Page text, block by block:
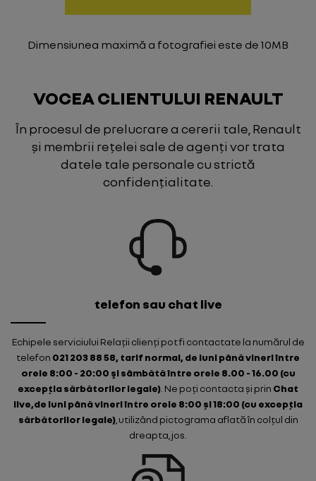
Dimensiunea maximă a fotografiei este de 10MB
VOCEA CLIENTULUI RENAULT
În procesul de prelucrare a cererii tale, Renault
și membrii rețelei sale de agenți vor trata
datele tale personale cu strictă
confidențialitate.
telefon sau chat live
Echipele serviciului Relații clienți pot fi contactate la numărul de
telefon 021 203 88 58, tarif normal, de luni până vineri între
orele 8:00 - 20:00 şi sâmbătă între orele 8.00 - 16.00 (cu
excepția sărbătorilor legale) . Ne poți contacta și prin Chat
live,de luni până vineri între orele 8:00 și 18:00 (cu excepția
sărbătorilor legale), utilizând pictograma aflată în colțul din
dreapta, jos.